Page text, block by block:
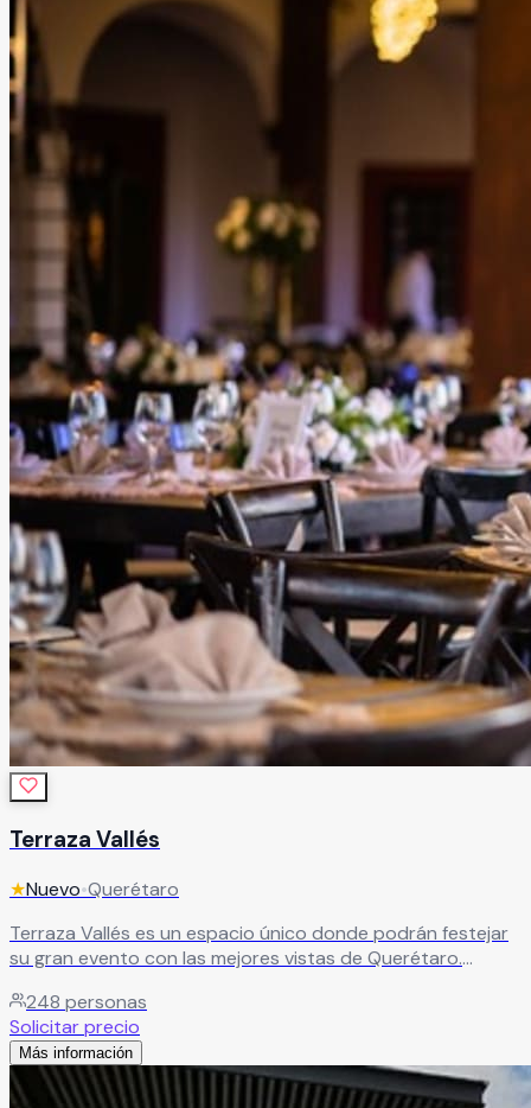
Terraza Vallés
★Nuevo•Querétaro
Terraza Vallés es un espacio único donde podrán festejar
su gran evento con las mejores vistas de Querétaro.
248 personas
Solicitar precio
Más información